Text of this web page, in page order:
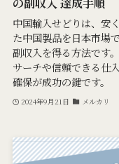
中国輸入せどりは、安
た中国製品を日本市場
副収入を得る方法です
サーチや信頼できる仕
確保が成功の鍵です。
2024年9月21日 メルカリ